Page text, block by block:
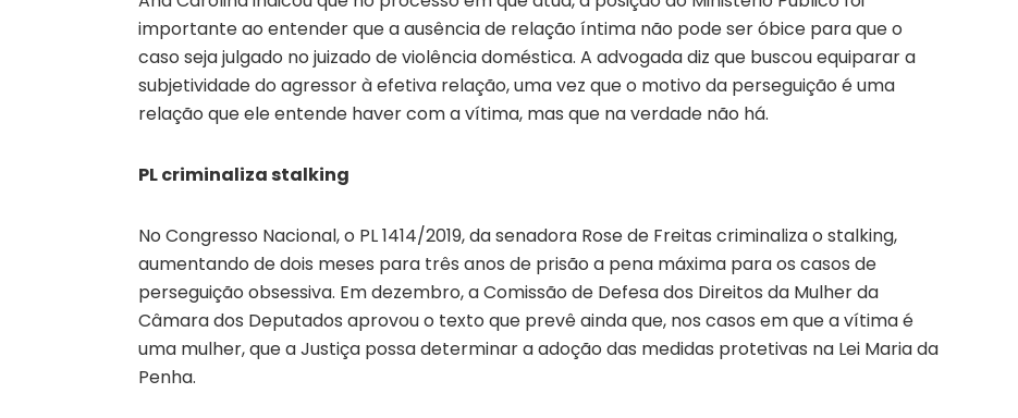
importante ao entender que a ausência de relação íntima não pode ser óbice para que o
caso seja julgado no juizado de violência doméstica. A advogada diz que buscou equiparar a
subjetividade do agressor à efetiva relação, uma vez que o motivo da perseguição é uma
relação que ele entende haver com a vítima, mas que na verdade não há.
PL criminaliza stalking
No Congresso Nacional, o PL 1414/2019, da senadora Rose de Freitas criminaliza o stalking,
aumentando de dois meses para três anos de prisão a pena máxima para os casos de
perseguição obsessiva. Em dezembro, a Comissão de Defesa dos Direitos da Mulher da
Câmara dos Deputados aprovou o texto que prevê ainda que, nos casos em que a vítima é
uma mulher, que a Justiça possa determinar a adoção das medidas protetivas na Lei Maria da
Penha.